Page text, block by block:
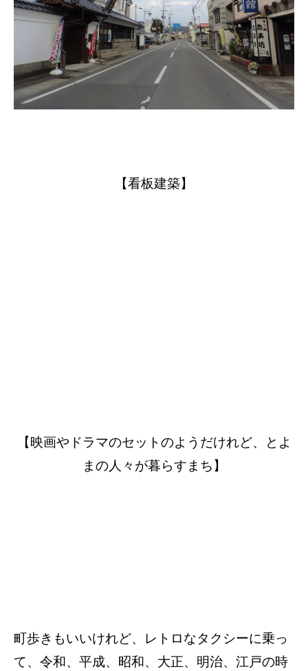
【看板建築】
【映画やドラマのセットのようだけれど、とよ
まの人々が暮らすまち】
町歩きもいいけれど、レトロなタクシーに乗っ
て、令和、平成、昭和、大正、明治、江戸の時